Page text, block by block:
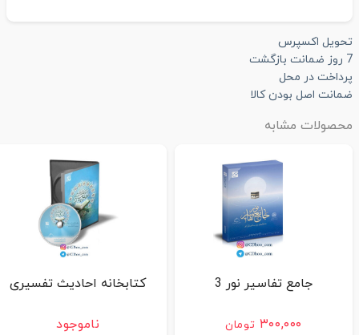
تحویل اکسپرس
7 روز ضمانت بازگشت
پرداخت در محل
ضمانت اصل بودن کالا
محصولات مشابه
جامع تفاسیر نور 3
۳۰۰,۰۰۰ تومان
کتابخانه احادیث تفسیری
ناموجود